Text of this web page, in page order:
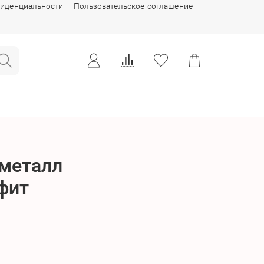
Пользовательское соглашение